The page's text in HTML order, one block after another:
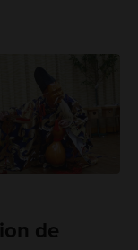
de